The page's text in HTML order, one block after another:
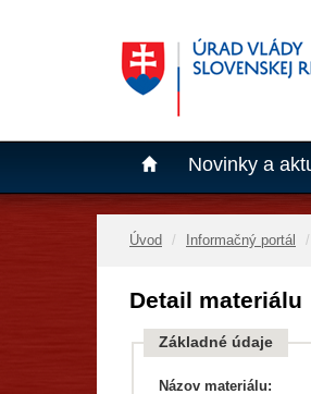
Novinky a
Úvod Informačný portál
Detail materiálu
Základné údaje
Názov materiálu: